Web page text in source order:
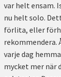
var helt ensam.
nu helt solo.
förlita, eller
rekommendera.
varje dag
mycket mer när